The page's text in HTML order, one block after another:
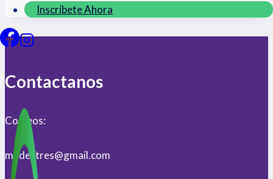
Inscríbete Ahora
Contactanos
Correos:
medestres@gmail.com